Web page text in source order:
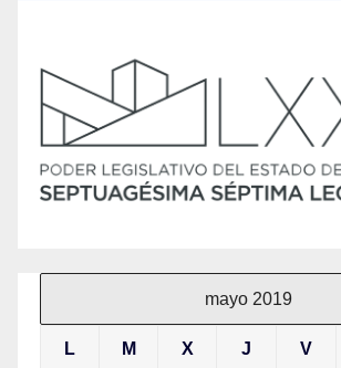
mayo 2019
L M X J V